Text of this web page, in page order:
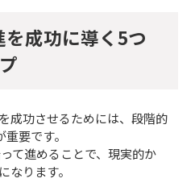
成功に導く5つ
成功させるためには、段階的
要です。
て進めることで、現実的か
なります。